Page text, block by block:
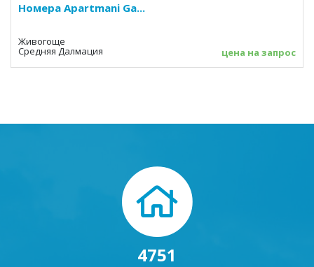
Номера Apartmani Ga...
Живогоще
Средняя Далмация цена на запрос
4751